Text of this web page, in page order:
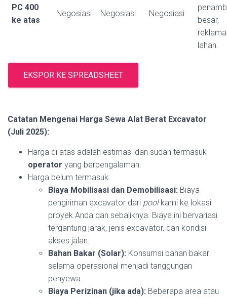
PC 400
ke atas
Negosiasi Negosiasi Negosiasi
besar,
lahan.
EKSPOR KE SPREADSHEET
Catatan Mengenai Harga Sewa Alat Berat Excavator
(Juli 2025):
Harga di atas adalah estimasi dan sudah termasuk
operator yang berpengalaman.
Harga belum termasuk:
Biaya Mobilisasi dan Demobilisasi: Biaya
pengiriman excavator dari poolkami ke lokasi
proyek Anda dan sebaliknya. Biaya ini bervariasi
tergantung jarak, jenis excavator, dan kondisi
akses jalan.
Bahan Bakar (Solar): Konsumsi bahan bakar
selama operasional menjadi tanggungan
penyewa.
Biaya Perizinan (jika ada): Beberapa area atau